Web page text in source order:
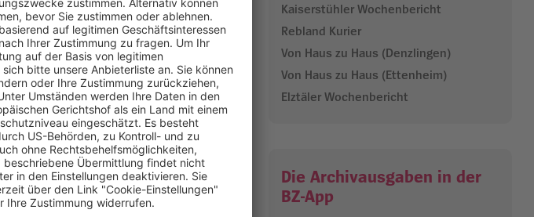
aus. Eine Zeugin rettet die Tiere und
Stadtteil Haslach drei
Donnerstag, 29. Januar, gegen 20.45 Uhr
Tüte in den Kronenmühlebach warf,
Zeugin sprach die Unbekannte darauf an
und „warf“ die Tüte laut
Katzenbabys, die sie umgehend in
Kurzhaar“-Kätzchen mit grauem Fell.
wieder wohlauf.
Kaiserstühler Wochenbericht
Rebland Kurier
Von Haus zu Haus (Denzlingen)
Von Haus zu Haus (Ettenheim)
Elztäler Wochenbericht
Die Archivausgaben in der
BZ-App